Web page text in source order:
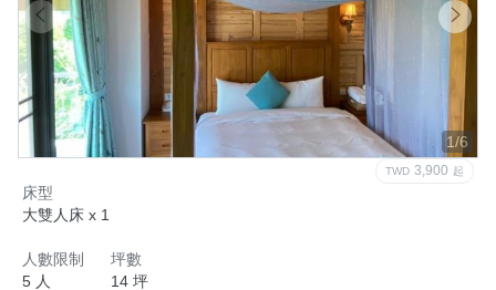
1/6
TWD 3,900 起
床型
大雙人床 x 1
人數限制
5 人
坪數
14 坪